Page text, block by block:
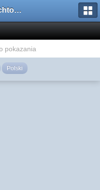
Forum Watchtower
pokazania
Polski